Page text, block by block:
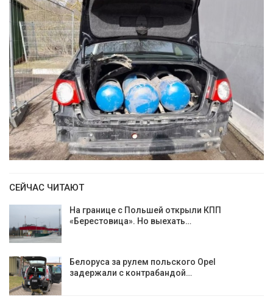
СЕЙЧАС ЧИТАЮТ
На границе с Польшей открыли КПП
«Берестовица». Но выехать…
Белоруса за рулем польского Opel
задержали с контрабандой…